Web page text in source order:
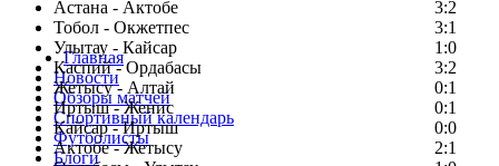
Астана - Актобе
3:2
Тобол - Окжетпес
3:1
Улытау - Кайсар
1:0
Каспий - Ордабасы
3:2
Жетысу - Алтай
0:1
Иртыш - Женис
0:1
Кайсар - Иртыш
0:0
Актобе - Жетысу
2:1
Главная
Новости
Обзоры матчей
Спортивный календарь
Футболисты
Блоги